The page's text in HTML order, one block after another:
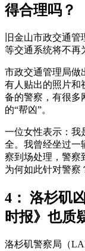
得合理吗？
旧金山市政交通
等交通系统将不再
市政交通管理局做
有人贴出的照片和
备的警察，有很多
的“帮凶”。
一位女性表示：我
全。我曾经坐过一
察到场处理，警察
为何如此针对警察
4： 洛杉矶
时报》也质
洛杉矶警察局（